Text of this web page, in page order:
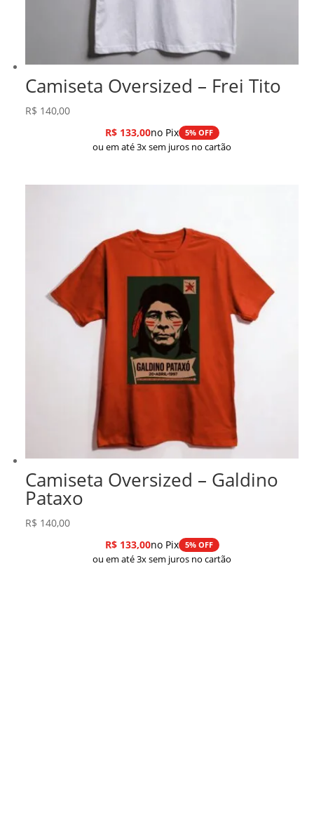
Camiseta Oversized – Frei Tito
R$ 140,00
R$133,00no Pix 5% OFF
ou em até 3x sem juros no cartão
Camiseta Oversized – Galdino
Pataxo
R$ 140,00
R$133,00no Pix 5% OFF
ou em até 3x sem juros no cartão